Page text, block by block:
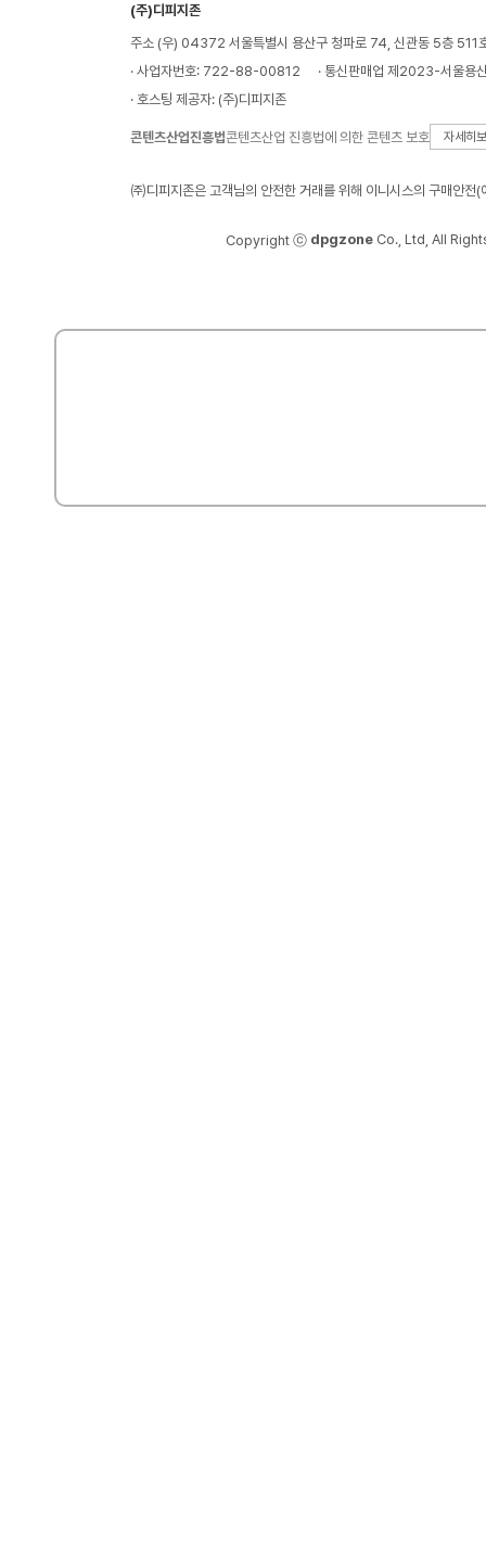
(주)디피지존
주소 (우) 04372 서울특별시 용산구 청파로 74, 신관동 5층 511
· 사업자번호: 722-88-00812
· 통신판매업 제2023-서울
· 호스팅 제공자: (주)디피지존
콘텐츠산업진흥법콘텐츠산업 진흥법에 의한 콘텐츠 보호 자세히
㈜디피지존은 고객님의 안전한 거래를 위해 이니시스의 구매안전
Copyright ⓒ dpgzone Co., Ltd, All